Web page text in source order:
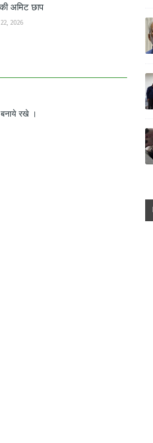
अमिट छाप
2026
रखे ।